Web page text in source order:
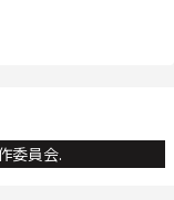
委員会.